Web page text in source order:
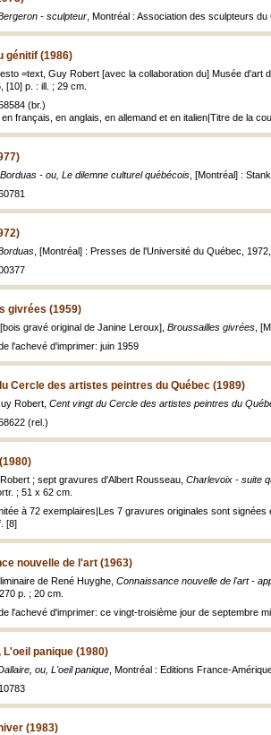
- sculpteur , Montréal : Association des sculpteurs du
génitif (1986)
=text, Guy Robert [avec la collaboration du] Musée d'art
[10] p. : ill. ; 29 cm.
(br.)
français, en anglais, en allemand et en italien|Titre de la
Borduas - ou, Le dilemne culturel québécois , [Montréal] :
, [Montréal] : Presses de l'Université du Québec,
givrées (1959)
gravé original de Janine Leroux], Broussailles givrées ,
l'achevé d'imprimer: juin 1959
Cercle des artistes peintres du Québec (1989)
Robert, Cent vingt du Cercle des artistes peintres du
(rel.)
; sept gravures d'Albert Rousseau, Charlevoix - suite
; 51 x 62 cm.
à 72 exemplaires|Les 7 gravures originales sont
[8]
nouvelle de l'art (1963)
de René Huyghe, Connaissance nouvelle de l'art -
p. ; 20 cm.
l'achevé d'imprimer: ce vingt-troisième jour de septembre
L'oeil panique (1980)
ou, L'oeil panique , Montréal : Editions France-
(1983)